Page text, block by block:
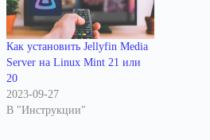
Как установить Jellyfin Media
Server на Linux Mint 21 или
20
2023-09-27
В "Инструкции"